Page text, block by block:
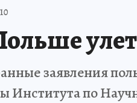
СЕБЕ
заявления
Института по